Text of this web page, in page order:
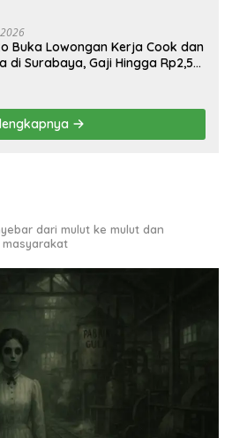
Buka Lowongan Kerja Cook dan
di Surabaya, Gaji Hingga Rp2,5
dari mulut ke mulut dan